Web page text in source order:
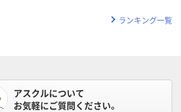
ランキング一覧
アスクルについて
お気軽にご質問ください。